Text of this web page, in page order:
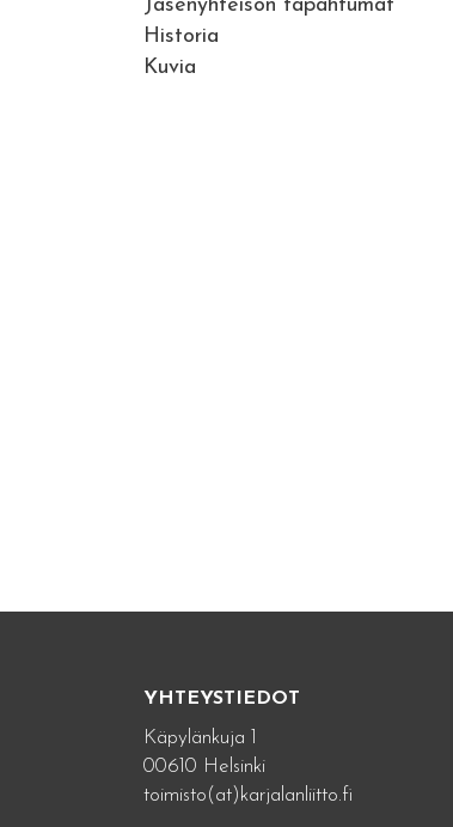
Jäsenyhteisön tapahtumat
Historia
Kuvia
YHTEYSTIEDOT
Käpylänkuja 1
00610 Helsinki
toimisto(at)karjalanliitto.fi